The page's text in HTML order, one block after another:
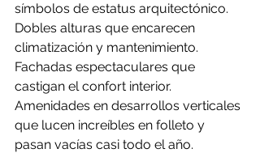
símbolos de estatus arquitectónico.
Dobles alturas que encarecen
climatización y mantenimiento.
Fachadas espectaculares que
castigan el confort interior.
Amenidades en desarrollos verticales
que lucen increíbles en folleto y
pasan vacías casi todo el año.